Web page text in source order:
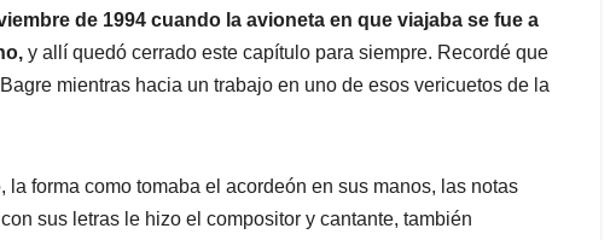
de 1994 cuando la avioneta en que viajaba se fue a
y allí quedó cerrado este capítulo para siempre. Recordé que
mientras hacia un trabajo en uno de esos vericuetos de la
la forma como tomaba el acordeón en sus manos, las notas
sus letras le hizo el compositor y cantante, también